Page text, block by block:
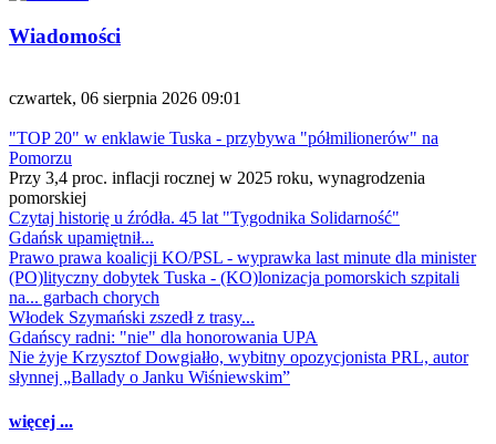
Wiadomości
czwartek, 06 sierpnia 2026 09:01
"TOP 20" w enklawie Tuska - przybywa "półmilionerów" na
Pomorzu
Przy 3,4 proc. inflacji rocznej w 2025 roku, wynagrodzenia
pomorskiej
Czytaj historię u źródła. 45 lat "Tygodnika Solidarność"
Gdańsk upamiętnił...
Prawo prawa koalicji KO/PSL - wyprawka last minute dla minister
(PO)lityczny dobytek Tuska - (KO)lonizacja pomorskich szpitali
na... garbach chorych
Włodek Szymański zszedł z trasy...
Gdańscy radni: "nie" dla honorowania UPA
Nie żyje Krzysztof Dowgiałło, wybitny opozycjonista PRL, autor
słynnej „Ballady o Janku Wiśniewskim”
więcej ...